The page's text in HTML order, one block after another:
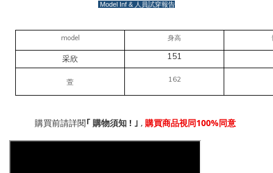
Model Inf & 人員試穿報告
model 身高
采欣 151
萱 162
購買前請詳閱 ｢ 購物須知 ! ｣ , 購買商品視同 100% 同意